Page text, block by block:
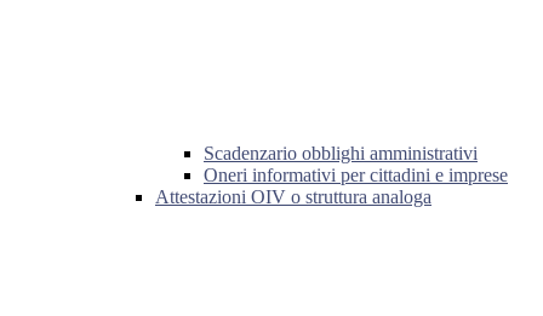
Scadenzario obblighi amministrativi
Oneri informativi per cittadini e imprese
Attestazioni OIV o struttura analoga